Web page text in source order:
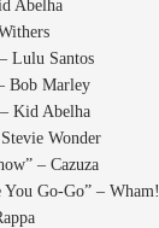
Abelha
Lulu Santos
Bob Marley
Kid Abelha
Wonder
– Cazuza
Go-Go” – Wham!